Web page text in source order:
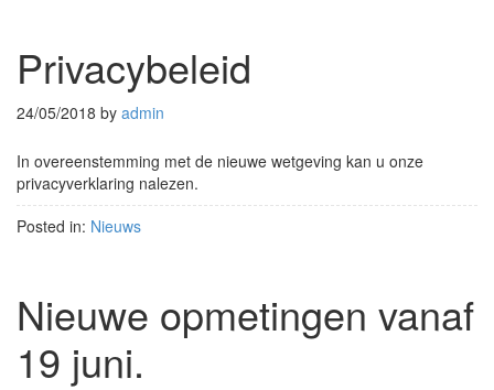
Privacybeleid
24/05/2018 by admin
In overeenstemming met de nieuwe wetgeving kan u onze
privacyverklaring nalezen.
Posted in: Nieuws
Nieuwe opmetingen vanaf
19 juni.